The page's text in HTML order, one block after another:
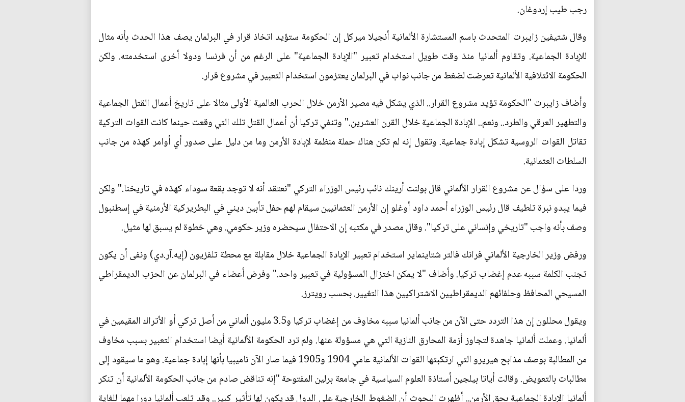
رجب طيب إردوغان.
وقال شتيفين زايبرت المتحدث باسم المستشارة الألمانية أنجيلا ميركل إن الحكومة ستؤيد اتخاذ قرار في البرلمان يصف هذا الحدث بأنه مثال
للإبادة الجماعية. وتقاوم ألمانيا منذ وقت طويل استخدام تعبير "الإبادة الجماعية" على الرغم من أن فرنسا ودولا أخرى استخدمته. ولكن
الحكومة الائتلافية الألمانية تعرضت لضغط من جانب نواب في البرلمان يعتزمون استخدام التعبير في مشروع قرار.
وأضاف زايبرت "الحكومة تؤيد مشروع القرار.. الذي يشكل فيه مصير الأرمن خلال الحرب العالمية الأولى مثالا على تاريخ أعمال القتل الجماعية
والتطهير العرقي والطرد.. ونعم.. الإبادة الجماعية خلال القرن العشرين." وتنفي تركيا أن أعمال القتل تلك التي وقعت حينما كانت القوات التركية
تقاتل القوات الروسية تشكل إبادة جماعية. وتقول إنه لم تكن هناك حملة منظمة لإبادة الأرمن وما من دليل على صدور أي أوامر كهذه من جانب
السلطات العثمانية.
وردا على سؤال عن مشروع القرار الألماني قال بولنت أرينك نائب رئيس الوزراء التركي "نعتقد أنه لا توجد بقعة سوداء كهذه في تاريخنا." ولكن
فيما يبدو نبرة تلطيف قال رئيس الوزراء أحمد داود أوغلو إن الأرمن العثمانيين سيقام لهم حفل تأبين ديني في البطريركية الأرمنية في إسطنبول
وصف بأنه واجب "تاريخي وإنساني على تركيا". وقال مصدر في مكتبه إن الاحتفال سيحضره وزير حكومي. وهي خطوة لم يسبق لها مثيل.
ورفض وزير الخارجية الألماني فرانك فالتر شتاينماير استخدام تعبير الإبادة الجماعية خلال مقابلة مع محطة تلفزيون (إيه.آر.دي) ونفى أن يكون
تجنب الكلمة سببه عدم إغضاب تركيا. وأضاف "لا يمكن اختزال المسؤولية في تعبير واحد." وفرض أعضاء في البرلمان عن الحزب الديمقراطي
المسيحي المحافظ وحلفائهم الديمقراطيين الاشتراكيين هذا التغيير. بحسب رويترز.
ويقول محللون إن هذا التردد حتى الآن من جانب ألمانيا سببه مخاوف من إغضاب تركيا و3.5 مليون ألماني من أصل تركي أو الأتراك المقيمين في
ألمانيا. وعملت ألمانيا جاهدة لتجاوز أزمة المحارق النازية التي هي مسؤولة عنها. ولم ترد الحكومة الألمانية أيضا استخدام التعبير بسبب مخاوف
من المطالبة بوصف مذابح هيريرو التي ارتكبتها القوات الألمانية عامي 1904 و1905 فيما صار الآن ناميبيا بأنها إبادة جماعية. وهو ما سيقود إلى
مطالبات بالتعويض. وقالت أياتا بيلجين أستاذة العلوم السياسية في جامعة برلين المفتوحة "إنه تناقض صادم من جانب الحكومة الألمانية أن تنكر